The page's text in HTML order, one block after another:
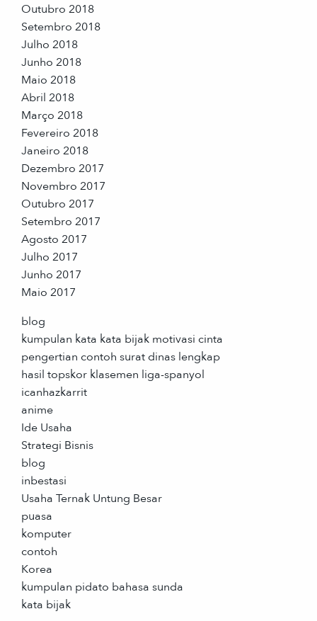
Outubro 2018
Setembro 2018
Julho 2018
Junho 2018
Maio 2018
Abril 2018
Março 2018
Fevereiro 2018
Janeiro 2018
Dezembro 2017
Novembro 2017
Outubro 2017
Setembro 2017
Agosto 2017
Julho 2017
Junho 2017
Maio 2017
blog
kumpulan kata kata bijak motivasi cinta
pengertian contoh surat dinas lengkap
hasil topskor klasemen liga-spanyol
icanhazkarrit
anime
Ide Usaha
Strategi Bisnis
blog
inbestasi
Usaha Ternak Untung Besar
puasa
komputer
contoh
Korea
kumpulan pidato bahasa sunda
kata bijak